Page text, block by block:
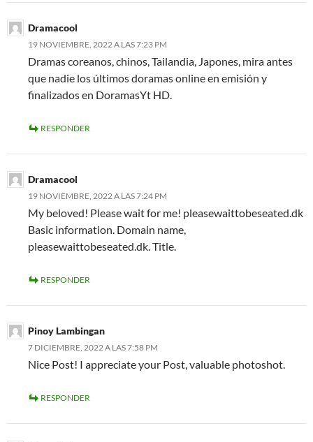
Dramacool
19 NOVIEMBRE, 2022 A LAS 7:23 PM
Dramas coreanos, chinos, Tailandia, Japones, mira antes
que nadie los últimos doramas online en emisión y
finalizados en DoramasYt HD.
RESPONDER
Dramacool
19 NOVIEMBRE, 2022 A LAS 7:24 PM
My beloved! Please wait for me! pleasewaittobeseated.dk
Basic information. Domain name,
pleasewaittobeseated.dk. Title.
RESPONDER
Pinoy Lambingan
7 DICIEMBRE, 2022 A LAS 7:58 PM
Nice Post! I appreciate your Post, valuable photoshot.
RESPONDER